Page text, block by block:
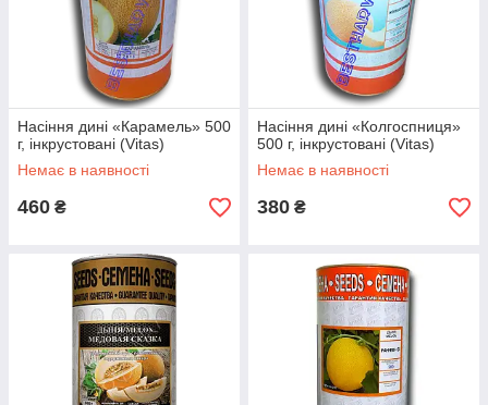
Насіння дині «Карамель» 500
г, інкрустовані (Vitas)
Немає в наявності
460 ₴
Насіння дині «Колгоспниця»
500 г, інкрустовані (Vitas)
Немає в наявності
380 ₴